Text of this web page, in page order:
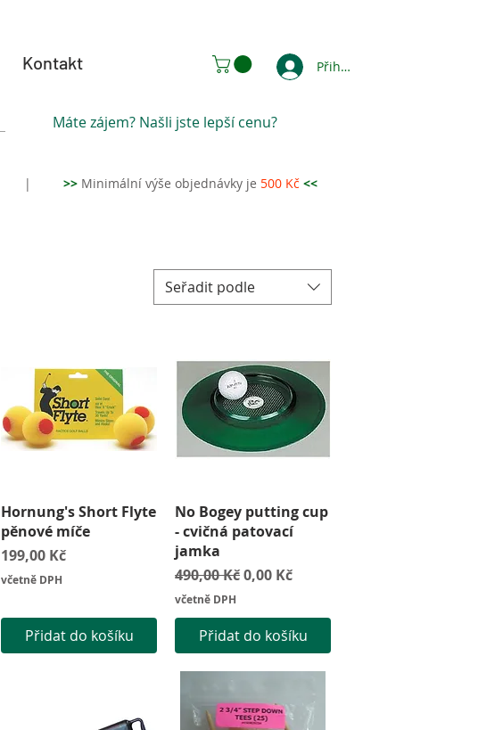
Kontakt Přihlásit se
Máte zájem? Našli jste lepší cenu?
| >> Minimální výše objednávky je 500 Kč <<
Seřadit podle
Rychlý náhled
Hornung's Short Flyte
pěnové míče
Cena
199,00 Kč
včetně DPH
Přidat do košíku
Rychlý náhled
No Bogey putting cup
- cvičná patovací
jamka
Běžná cena
490,00 KčZvýhodněná cena
0,00 Kč
včetně DPH
Přidat do košíku